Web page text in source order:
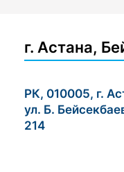
г. Астана,
РК, 010005, г.
ул. Б.
214